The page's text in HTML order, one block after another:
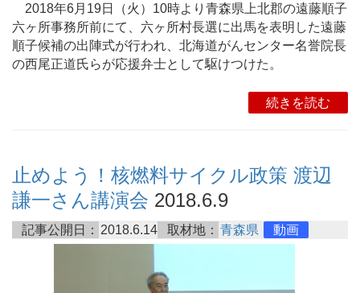
2018年6月19日（火）10時より青森県上北郡の遠藤順子
六ヶ所事務所前にて、六ヶ所村長選に出馬を表明した遠藤
順子候補の出陣式が行われ、北海道がんセンター名誉院長
の西尾正道氏らが応援弁士として駆けつけた。
続きを読む
止めよう！核燃料サイクル政策 渡辺
謙一さん講演会 2018.6.9
記事公開日： 2018.6.14 取材地： 青森県 動画